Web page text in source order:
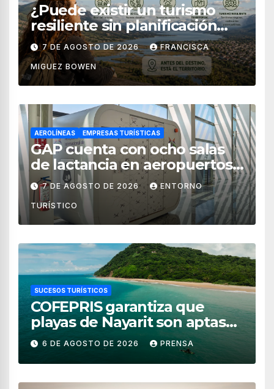
¿Puede existir un turismo
resiliente sin planificación
territorial?
7 DE AGOSTO DE 2026 FRANCISCA
MIGUEZ BOWEN
AEROLÍNEAS EMPRESAS TURÍSTICAS
GAP cuenta con ocho salas
de lactancia en aeropuertos
de México
7 DE AGOSTO DE 2026 ENTORNO
TURÍSTICO
SUCESOS TURÍSTICOS
COFEPRIS garantiza que
playas de Nayarit son aptas
para uso recreativo
6 DE AGOSTO DE 2026 PRENSA